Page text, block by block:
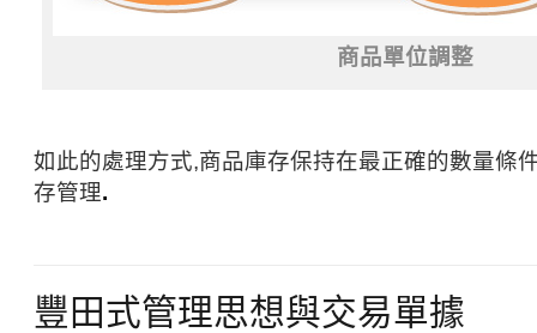
商品單位調整
如此的處理方式,商品庫存保持在最正確的數量條
存管理.
豐田式管理思想與交易單據